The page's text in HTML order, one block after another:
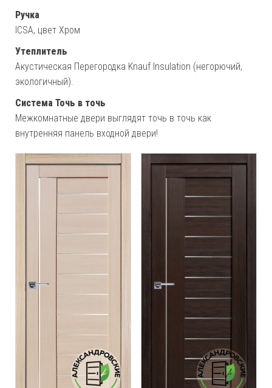
Ручка
ICSA, цвет Хром
Утеплитель
Акустическая Перегородка Knauf Insulation (негорючий,
экологичный).
Система Точь в точь
Межкомнатные двери выглядят точь в точь как
внутренняя панель входной двери!